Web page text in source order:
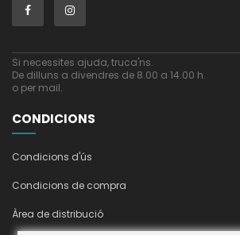
CONDICIONS
Condicions d'ús
Condicions de compra
Àrea de distribució
Si necessites ajuda, truca'ns.
De dilluns a divendres de 8.00 a 14.00 h.
o per mail.